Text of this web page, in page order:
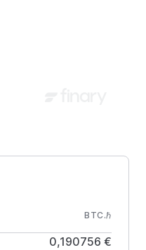
BTC.ℏ
0,190756 €